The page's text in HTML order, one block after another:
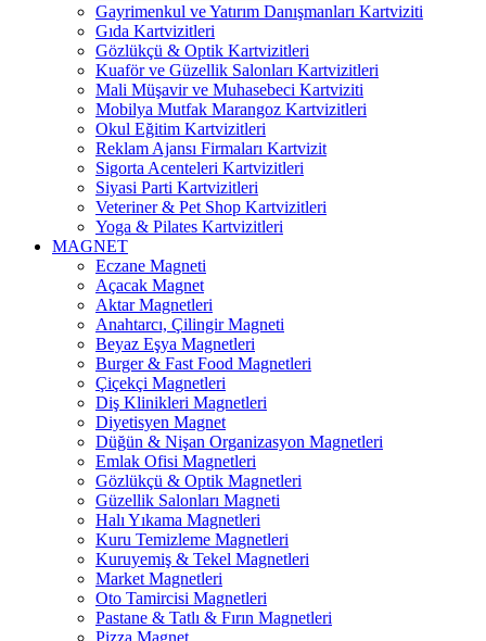
Gayrimenkul ve Yatırım Danışmanları Kartviziti
Gıda Kartvizitleri
Gözlükçü & Optik Kartvizitleri
Kuaför ve Güzellik Salonları Kartvizitleri
Mali Müşavir ve Muhasebeci Kartviziti
Mobilya Mutfak Marangoz Kartvizitleri
Okul Eğitim Kartvizitleri
Reklam Ajansı Firmaları Kartvizit
Sigorta Acenteleri Kartvizitleri
Siyasi Parti Kartvizitleri
Veteriner & Pet Shop Kartvizitleri
Yoga & Pilates Kartvizitleri
MAGNET
Eczane Magneti
Açacak Magnet
Aktar Magnetleri
Anahtarcı, Çilingir Magneti
Beyaz Eşya Magnetleri
Burger & Fast Food Magnetleri
Çiçekçi Magnetleri
Diş Klinikleri Magnetleri
Diyetisyen Magnet
Düğün & Nişan Organizasyon Magnetleri
Emlak Ofisi Magnetleri
Gözlükçü & Optik Magnetleri
Güzellik Salonları Magneti
Halı Yıkama Magnetleri
Kuru Temizleme Magnetleri
Kuruyemiş & Tekel Magnetleri
Market Magnetleri
Oto Tamircisi Magnetleri
Pastane & Tatlı & Fırın Magnetleri
Pizza Magnet